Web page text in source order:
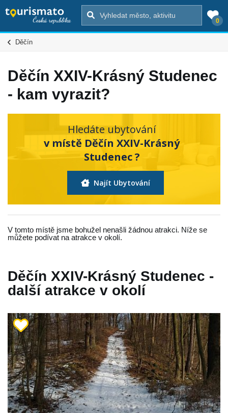
0
Děčín
Děčín XXIV-Krásný Studenec
- kam vyrazit?
Hledáte ubytování
v místě Děčín XXIV-Krásný
Studenec ?
Najít Ubytování
V tomto místě jsme bohužel nenašli žádnou atrakci. Níže se
můžete podívat na atrakce v okolí.
Děčín XXIV-Krásný Studenec -
další atrakce v okolí